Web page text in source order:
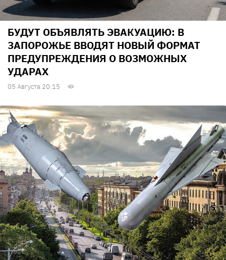
БУДУТ ОБЪЯВЛЯТЬ ЭВАКУАЦИЮ: В
ЗАПОРОЖЬЕ ВВОДЯТ НОВЫЙ ФОРМАТ
ПРЕДУПРЕЖДЕНИЯ О ВОЗМОЖНЫХ
УДАРАХ
05 Августа 20:15